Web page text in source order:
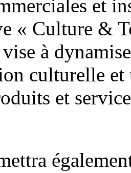
et
« Culture &
à
culturelle et
et